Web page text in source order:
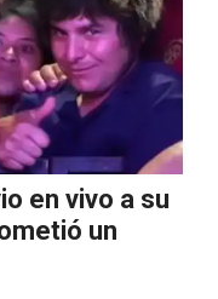
en vivo a su
un